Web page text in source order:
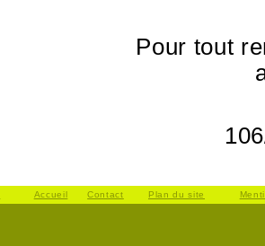
Pour tout
Accueil Contact Plan du site